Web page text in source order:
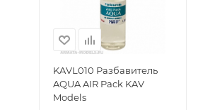
KAVL010 Разбавитель
AQUA AIR Pack KAV
Models